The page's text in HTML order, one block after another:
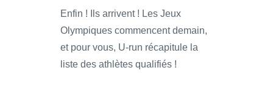
Enfin ! Ils arrivent ! Les Jeux
Olympiques commencent demain,
et pour vous, U-run récapitule la
liste des athlètes qualifiés !